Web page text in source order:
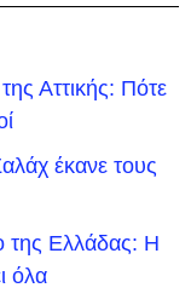
Αττικής: Πότε
έκανε τους
της Ελλάδας: Η
όλα